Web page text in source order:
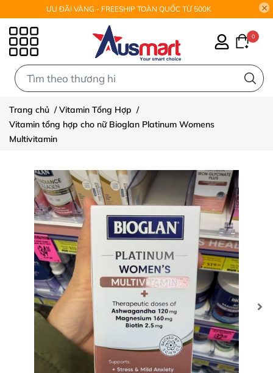
ƯU ĐÃI VÀNG - FREESHIP TOÀN QUỐC TỪ 500K
0
Trang chủ /Vitamin Tổng Hợp /
Vitamin tổng hợp cho nữ Bioglan Platinum Womens
Multivitamin